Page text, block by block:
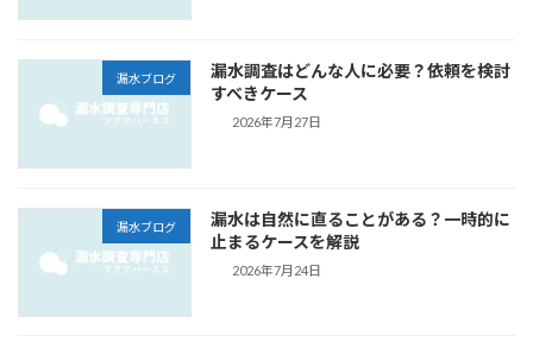
漏水ブログ
漏水調査はどんな人に必要？依頼を検討
すべきケース
2026年7月27日
漏水ブログ
漏水は自然に直ることがある？一時的に
止まるケースを解説
2026年7月24日